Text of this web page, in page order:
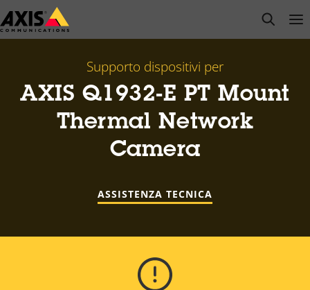
Salta
al
open
Supporto dispositivi per
AXIS Q1932-E PT Mount
Thermal Network
Camera
ASSISTENZA TECNICA